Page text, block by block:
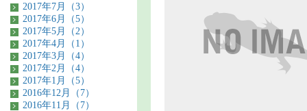
2017年7月（3）
2017年6月（5）
2017年5月（2）
2017年4月（1）
2017年3月（4）
2017年2月（4）
2017年1月（5）
2016年12月（7）
2016年11月（7）